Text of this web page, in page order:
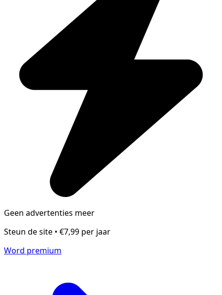
Geen advertenties meer
Steun de site • €7,99 per jaar
Word premium